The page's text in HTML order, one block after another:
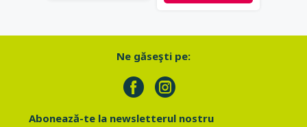
Ne găseşti pe:
Abonează-te la newsletterul nostru